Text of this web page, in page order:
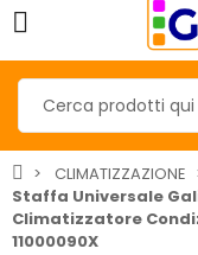
CLIMATIZZAZIONE
Staffa Universale
Climatizzatore
11000090X